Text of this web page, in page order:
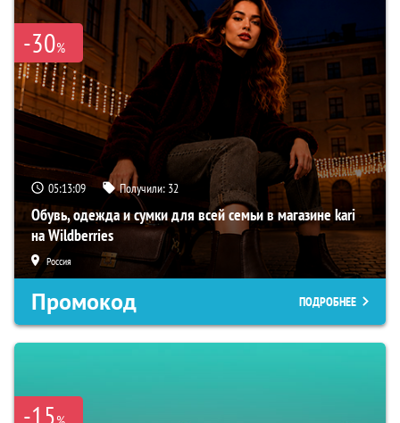
-30%
05:13:08 Получили: 32
Обувь, одежда и сумки для всей семьи в магазине kari
на Wildberries
Россия
Промокод ПОДРОБНЕЕ
-15